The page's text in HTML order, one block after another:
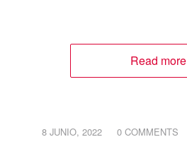
Read more
8 JUNIO, 2022
/ 0 COMMENTS
/